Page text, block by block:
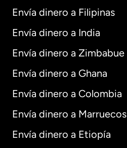
Envía dinero a Filipinas
Envía dinero a India
Envía dinero a Zimbabue
Envía dinero a Ghana
Envía dinero a Colombia
Envía dinero a Marruecos
Envía dinero a Etiopía